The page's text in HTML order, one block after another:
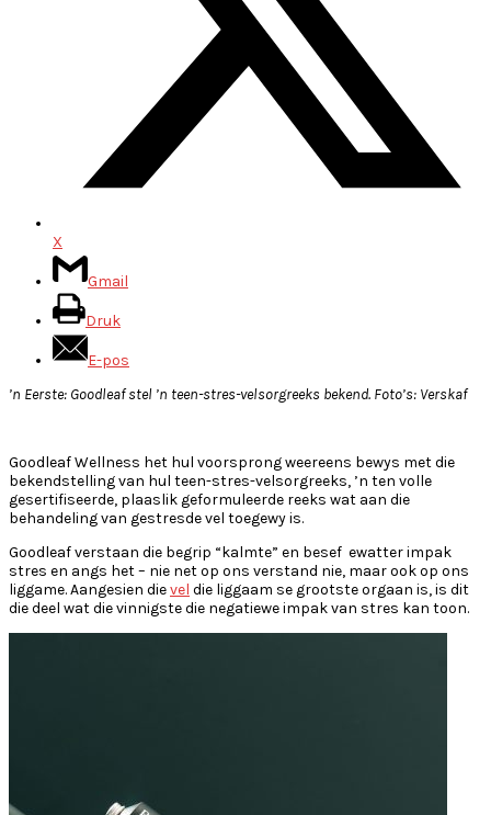
X
Gmail
Druk
E-pos
’n Eerste: Goodleaf stel ’n teen-stres-velsorgreeks bekend. Foto’s: Verskaf
Goodleaf Wellness het hul voorsprong weereens bewys met die
bekendstelling van hul teen-stres-velsorgreeks, ’n ten volle
gesertifiseerde, plaaslik geformuleerde reeks wat aan die
behandeling van gestresde vel toegewy is.
Goodleaf verstaan die begrip “kalmte” en besef ewatter impak
stres en angs het – nie net op ons verstand nie, maar ook op ons
liggame. Aangesien dievel die liggaam se grootste orgaan is, is dit
die deel wat die vinnigste die negatiewe impak van stres kan toon.